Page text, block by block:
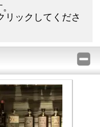
リックしてくださ